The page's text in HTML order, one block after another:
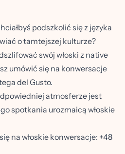
podszkolić się z języka
o tamtejszej kulturze?
swój włoski z native
umówić się na konwersacje
del Gusto.
atmosferze jest
spotkania urozmaicą włoskie
na włoskie konwersacje: +48